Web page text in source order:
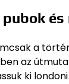
a
az
ki